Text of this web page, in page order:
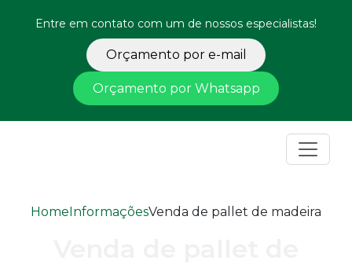
Entre em contato com um de nossos especialistas!
Orçamento por e-mail
Orçamento por Whatsapp
HomeInformaçõesVenda de pallet de madeira